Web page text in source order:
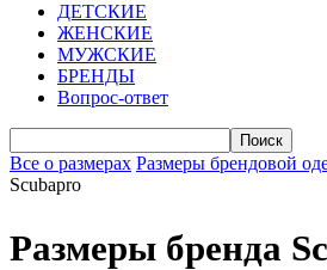
ДЕТСКИЕ
ЖЕНСКИЕ
МУЖСКИЕ
БРЕНДЫ
Вопрос-ответ
Все о размерах Размеры брендовой
Scubapro
Размеры бренда